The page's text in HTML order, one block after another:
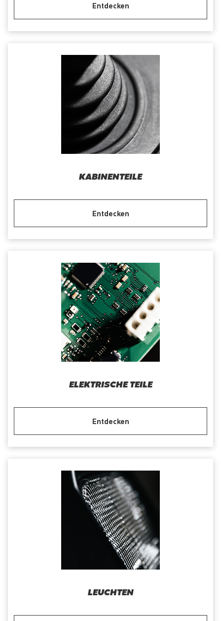
Entdecken
KABINENTEILE
Entdecken
ELEKTRISCHE TEILE
Entdecken
LEUCHTEN